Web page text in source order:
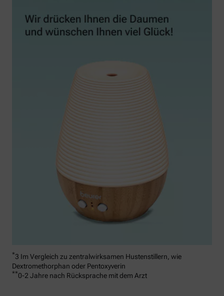
*3 Im Vergleich zu zentralwirksamen Hustenstillern, wie
Dextromethorphan oder Pentoxyverin
**0-2 Jahre nach Rücksprache mit dem Arzt